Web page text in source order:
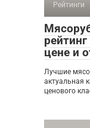
Рейтинги
цене и
Лучшие
актуальная
ценового